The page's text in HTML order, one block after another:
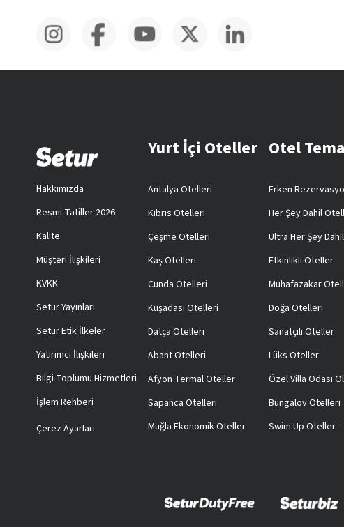
Hakkımızda
Resmi Tatiller 2026
Kalite
Müşteri İlişkileri
KVKK
Setur Yayınları
Setur Etik İlkeler
Yatırımcı İlişkileri
Bilgi Toplumu Hizmetleri
İşlem Rehberi
Çerez Ayarları
Yurt İçi Oteller
Antalya Otelleri
Kıbrıs Otelleri
Çeşme Otelleri
Kaş Otelleri
Cunda Otelleri
Kuşadası Otelleri
Datça Otelleri
Abant Otelleri
Afyon Termal Oteller
Sapanca Otelleri
Muğla Ekonomik Oteller
Otel
Erken
Her Şey Dahil
Ultra Her Şey
Etkinlikli Oteller
Muhafazakar
Doğa Otelleri
Sanatçılı Oteller
Lüks Oteller
Özel Villa Odası
Bungalov Otelleri
Swim Up Oteller